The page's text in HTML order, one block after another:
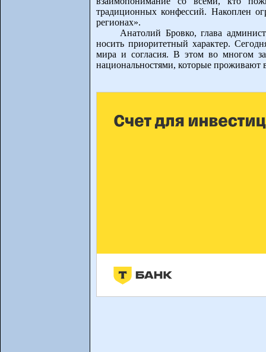
традиционных конфессий. Накоплен
регионах».
Анатолий Бровко, глава
носить приоритетный характер.
мира и согласия. В этом во многом
национальностями, которые проживают